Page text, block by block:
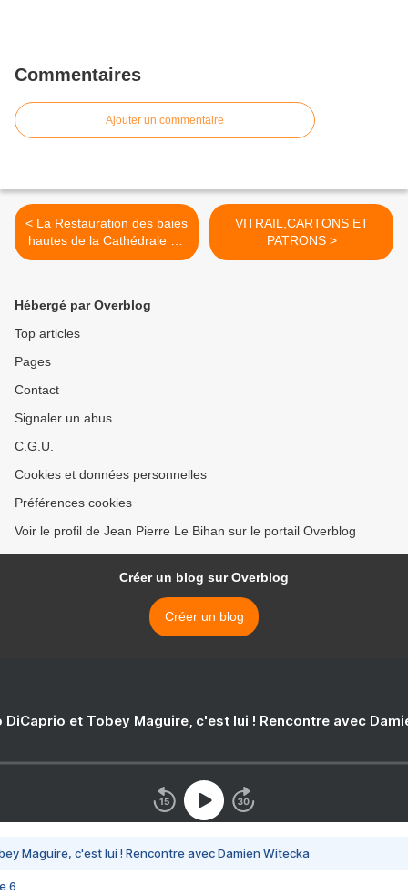
Commentaires
Ajouter un commentaire
< La Restauration des baies
hautes de la Cathédrale de
Quimper
VITRAIL,CARTONS ET
PATRONS >
Hébergé par Overblog
Top articles
Pages
Contact
Signaler un abus
C.G.U.
Cookies et données personnelles
Préférences cookies
Voir le profil de Jean Pierre Le Bihan sur le portail Overblog
Créer un blog sur Overblog
Créer un blog
DiCaprio et Tobey Maguire, c'est lui ! Rencontre avec
Maguire, c'est lui ! Rencontre avec Damien Witecka
6